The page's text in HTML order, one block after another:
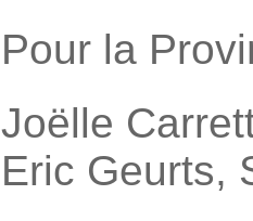
Pour la
Joëlle
Eric Geurts,